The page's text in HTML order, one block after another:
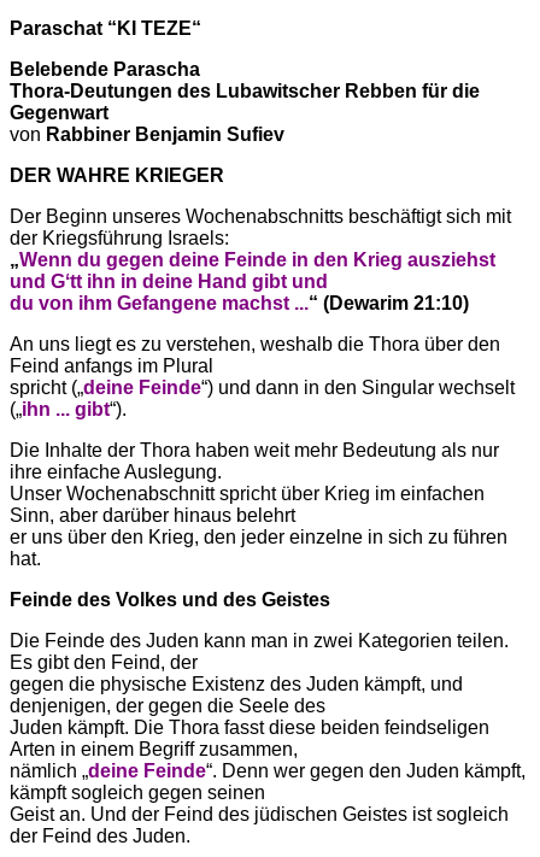
Paraschat “KI TEZE“
Belebende Parascha
Thora-Deutungen des Lubawitscher Rebben für die
Gegenwart
von Rabbiner Benjamin Sufiev
DER WAHRE KRIEGER
Der Beginn unseres Wochenabschnitts beschäftigt sich mit
der Kriegsführung Israels:
„Wenn du gegen deine Feinde in den Krieg ausziehst
und Gʻtt ihn in deine Hand gibt und
du von ihm Gefangene machst ...“ (Dewarim 21:10)
An uns liegt es zu verstehen, weshalb die Thora über den
Feind anfangs im Plural
spricht („deine Feinde“) und dann in den Singular wechselt
(„ihn ... gibt“).
Die Inhalte der Thora haben weit mehr Bedeutung als nur
ihre einfache Auslegung.
Unser Wochenabschnitt spricht über Krieg im einfachen
Sinn, aber darüber hinaus belehrt
er uns über den Krieg, den jeder einzelne in sich zu führen
hat.
Feinde des Volkes und des Geistes
Die Feinde des Juden kann man in zwei Kategorien teilen.
Es gibt den Feind, der
gegen die physische Existenz des Juden kämpft, und
denjenigen, der gegen die Seele des
Juden kämpft. Die Thora fasst diese beiden feindseligen
Arten in einem Begriff zusammen,
nämlich „deine Feinde“. Denn wer gegen den Juden kämpft,
kämpft sogleich gegen seinen
Geist an. Und der Feind des jüdischen Geistes ist sogleich
der Feind des Juden.